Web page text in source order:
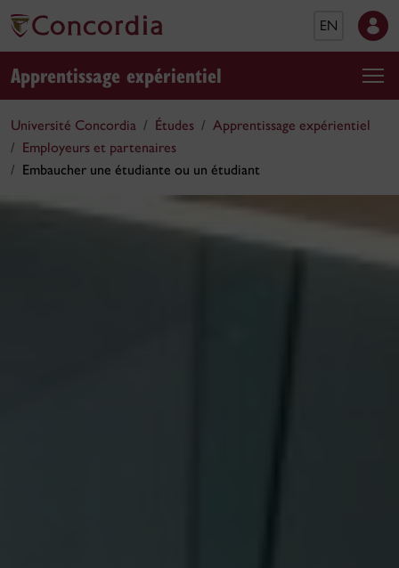
EN
Apprentissage expérientiel
Université Concordia Études
Apprentissage expérientiel
Employeurs et partenaires
Embaucher une étudiante ou un étudiant